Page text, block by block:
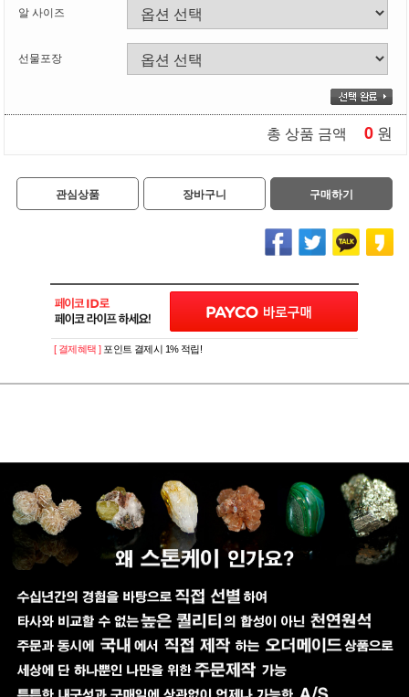
알 사이즈
선물포장
총 상품 금액 0 원
관심상품 장바구니 구매하기
[ 결제혜택 ] 포인트 결제시 1% 적립!